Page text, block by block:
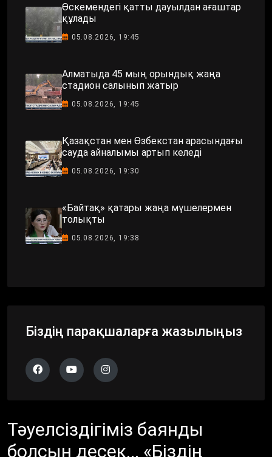
Өскемендегі қатты дауылдан ағаштар
құлады
05.08.2026, 19:45
Алматыда 45 мың орындық жаңа
стадион салынып жатыр
05.08.2026, 19:45
Қазақстан мен Өзбекстан арасындағы
сауда айналымы артып келеді
05.08.2026, 19:30
«Байтақ» қатары жаңа мүшелермен
толықты
05.08.2026, 19:38
Біздің парақшаларға жазылыңыз
Тәуелсіздігіміз баянды
болсын десек... «Біздің